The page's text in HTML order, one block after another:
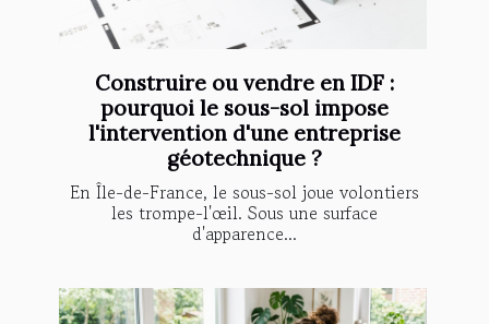
Construire ou vendre en IDF :
pourquoi le sous-sol impose
l'intervention d'une entreprise
géotechnique ?
En Île-de-France, le sous-sol joue volontiers
les trompe-l'œil. Sous une surface
d'apparence...